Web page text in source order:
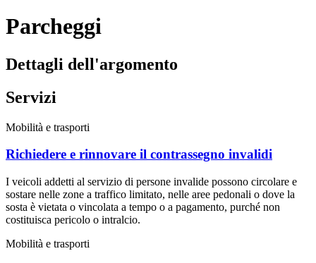
Parcheggi
Dettagli dell'argomento
Servizi
Mobilità e trasporti
Richiedere e rinnovare il contrassegno invalidi
I veicoli addetti al servizio di persone invalide possono circolare e
sostare nelle zone a traffico limitato, nelle aree pedonali o dove la
sosta è vietata o vincolata a tempo o a pagamento, purché non
costituisca pericolo o intralcio.
Mobilità e trasporti